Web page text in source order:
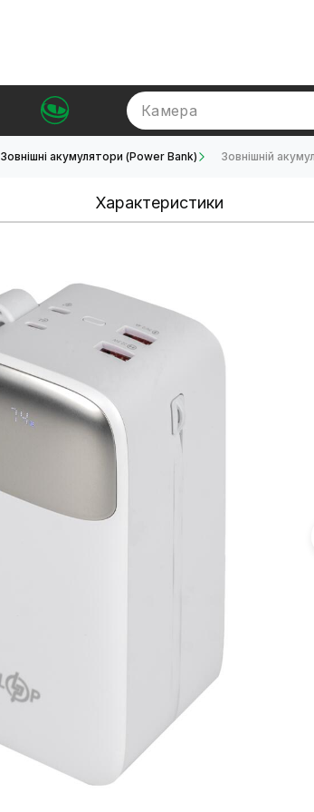
Камера
Зовнішні акумулятори (Power Bank) Зовнішній
Характеристики